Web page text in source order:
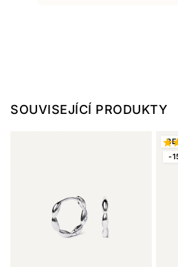
SOUVISEJÍCÍ PRODUKTY
-